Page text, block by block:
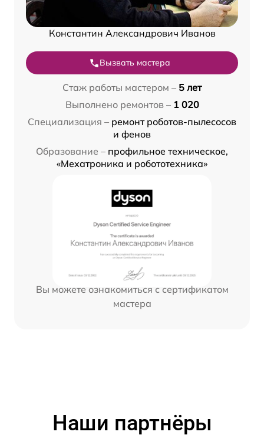
Константин Александрович Иванов
Вызвать мастера
Стаж работы мастером – 5 лет
Выполнено ремонтов – 1 020
Специализация – ремонт роботов-пылесосов
и фенов
Образование – профильное техническое,
«Мехатроника и робототехника»
Вы можете ознакомиться с сертификатом
мастера
Наши партнёры